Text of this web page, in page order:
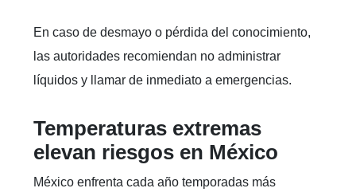
En caso de desmayo o pérdida del conocimiento,
las autoridades recomiendan no administrar
líquidos y llamar de inmediato a emergencias.
Temperaturas extremas
elevan riesgos en México
México enfrenta cada año temporadas más